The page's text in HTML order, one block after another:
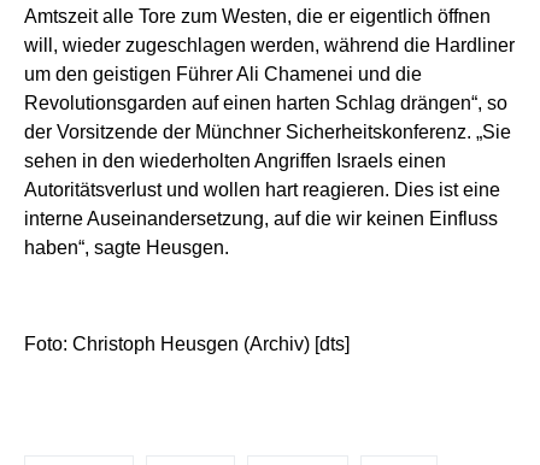
Amtszeit alle Tore zum Westen, die er eigentlich öffnen
will, wieder zugeschlagen werden, während die Hardliner
um den geistigen Führer Ali Chamenei und die
Revolutionsgarden auf einen harten Schlag drängen“, so
der Vorsitzende der Münchner Sicherheitskonferenz. „Sie
sehen in den wiederholten Angriffen Israels einen
Autoritätsverlust und wollen hart reagieren. Dies ist eine
interne Auseinandersetzung, auf die wir keinen Einfluss
haben“, sagte Heusgen.
Foto: Christoph Heusgen (Archiv) [dts]